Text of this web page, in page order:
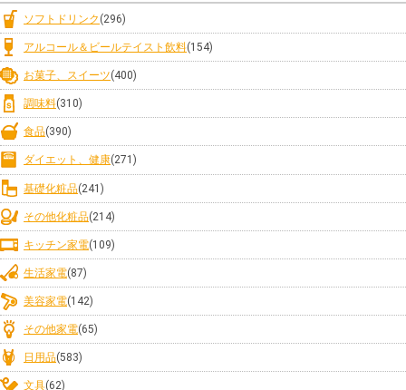
ソフトドリンク (296)
アルコール＆ビールテイスト飲料(154)
お菓子、スイーツ(400)
調味料(310)
食品(390)
ダイエット、健康(271)
基礎化粧品(241)
その他化粧品(214)
キッチン家電(109)
生活家電(87)
美容家電(142)
その他家電(65)
日用品(583)
文具(62)